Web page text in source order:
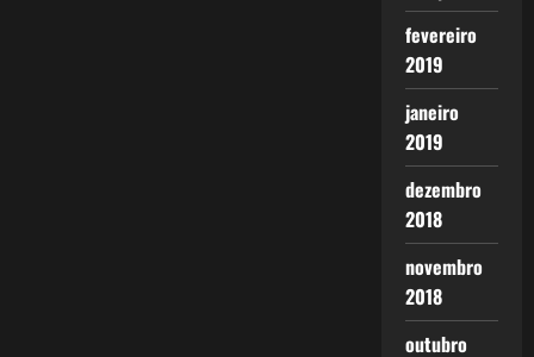
fevereiro
2019
janeiro
2019
dezembro
2018
novembro
2018
outubro